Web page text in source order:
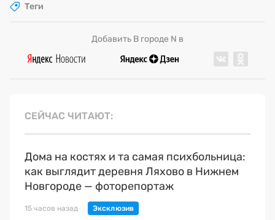
Теги
Добавить В городе N в
СЕЙЧАС ЧИТАЮТ
Дома на костях и та самая психбольница:
как выглядит деревня Ляхово в Нижнем
Новгороде — фоторепортаж
15 часов назад